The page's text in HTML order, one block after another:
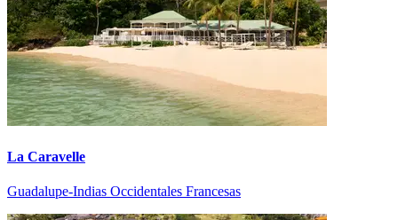
La Caravelle
Guadalupe-Indias Occidentales Francesas